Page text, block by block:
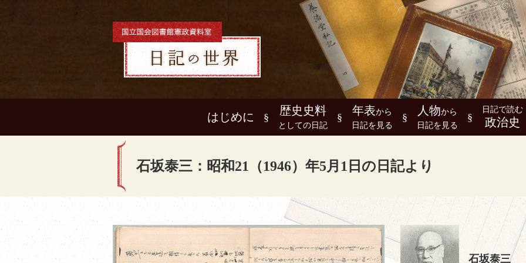
はじめに
歴史史料
としての日記
年表から
日記を見る
人物から
日記を見る
日記で読む
政治史
石坂泰三：昭和21（1946）年5月1日の日記より
石坂泰三